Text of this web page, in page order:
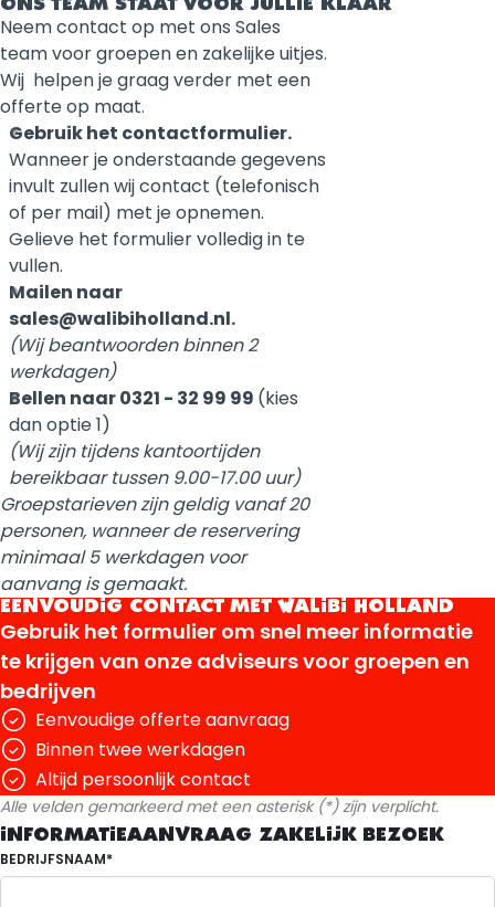
ONS TEAM STAAT VOOR JULLIE KLAAR
Neem contact op met ons Sales
team voor groepen en zakelijke uitjes.
Wij helpen je graag verder met een
offerte op maat.
Gebruik het contactformulier.
Wanneer je onderstaande gegevens
invult zullen wij contact (telefonisch
of per mail) met je opnemen.
Gelieve het formulier volledig in te
vullen.
Mailen naar
sales@walibiholland.nl.
(Wij beantwoorden binnen 2
werkdagen)
Bellen naar 0321 - 32 99 99 (kies
dan optie 1)
(Wij zijn tijdens kantoortijden
bereikbaar tussen 9.00-17.00 uur)
Groepstarieven zijn geldig vanaf 20
personen, wanneer de reservering
minimaal 5 werkdagen voor
aanvang is gemaakt.
EENVOUDIG CONTACT MET WALIBI HOLLAND
Gebruik het formulier om snel meer informatie
te krijgen van onze adviseurs voor groepen en
bedrijven
Eenvoudige offerte aanvraag
Binnen twee werkdagen
Altijd persoonlijk contact
Alle velden gemarkeerd met een asterisk (*) zijn verplicht.
INFORMATIEAANVRAAG ZAKELIJK BEZOEK
BEDRIJFSNAAM*